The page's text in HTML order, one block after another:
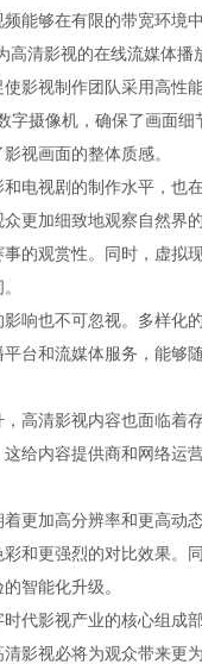
能够在有限的带宽环境
高清影视的在线流媒体播
影视制作团队采用高性
字摄像机，确保了画面
视画面的整体质感。
电视剧的制作水平，也
更加细致地观察自然界
的观赏性。同时，虚拟
响也不可忽视。多样化
台和流媒体服务，能够
高清影视内容也面临着
给内容提供商和网络运
更加高分辨率和更高动
和更强烈的对比效果。
智能化升级。
代影视产业的核心组成
影视必将为观众带来更